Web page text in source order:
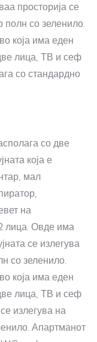
просторија се
полн со зеленило.
која има еден
лица, ТВ и сеф
со стандардно
со две
која е
мал
на
лица. Овде има
се излегува
со зеленило.
која има еден
лица, ТВ и сеф
излегува на
Апартманот